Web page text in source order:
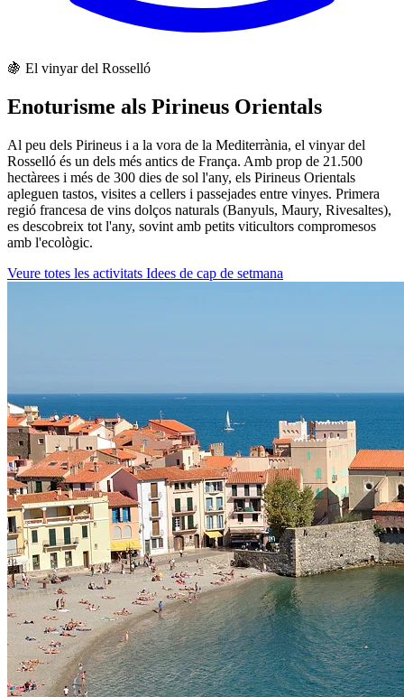
🍇 El vinyar del Rosselló
Enoturisme als Pirineus Orientals
Al peu dels Pirineus i a la vora de la Mediterrània, el vinyar del
Rosselló és un dels més antics de França. Amb prop de 21.500
hectàrees i més de 300 dies de sol l'any, els Pirineus Orientals
apleguen tastos, visites a cellers i passejades entre vinyes. Primera
regió francesa de vins dolços naturals (Banyuls, Maury, Rivesaltes),
es descobreix tot l'any, sovint amb petits viticultors compromesos
amb l'ecològic.
Veure totes les activitats Idees de cap de setmana